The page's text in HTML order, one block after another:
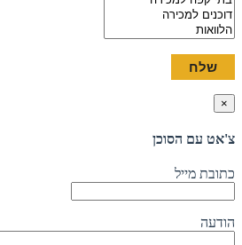
×
צ'אט עם הסוכן
כתובת מייל
הודעה